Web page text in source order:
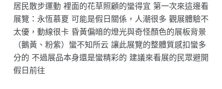
居民散步運動 裡面的花草照顧的蠻得宜 第一次來這邊看
展覽：永恆慕夏 可能是假日關係，人潮很多 觀展體驗不
太優，動線很卡 昏黃偏暗的燈光與奇怪顏色的展板背景
（鵝黃、粉紫）蠻不知所云 讓此展覽的整體質感扣蠻多
分的 不過展品本身還是蠻精彩的 建議來看展的民眾避開
假日前往